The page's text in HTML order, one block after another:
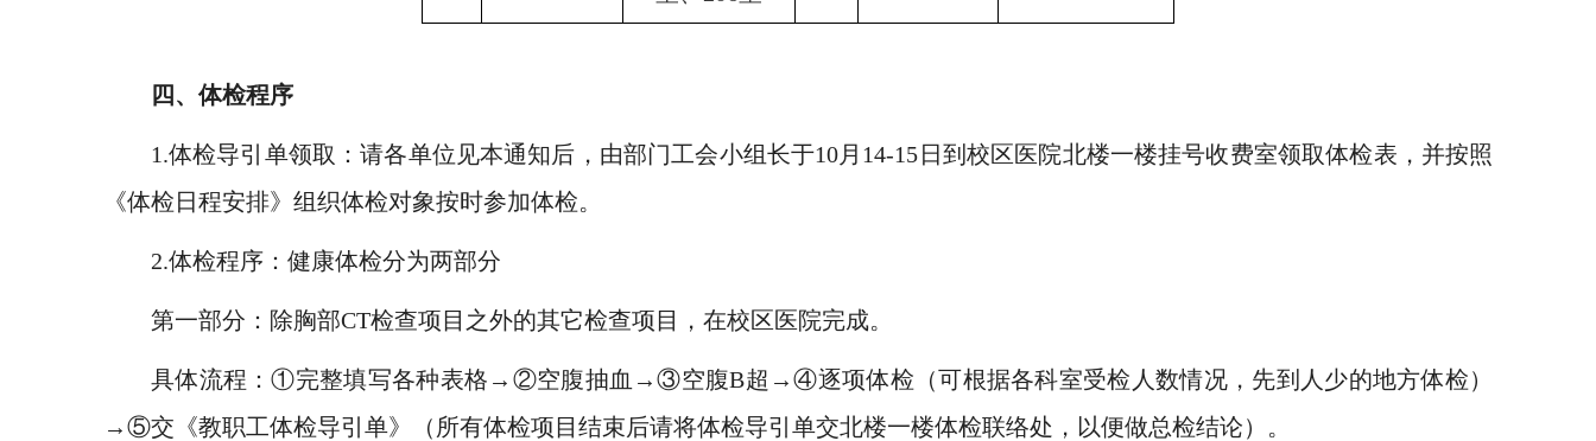
四、体检程序
1.体检导引单领取：请各单位见本通知后，由部门工会小组长于10月 14-15 日到校区医院北楼一楼挂号收费室领取体检表，并按照
《体检日程安排》组织体检对象按时参加体检。
2.体检程序：健康体检分为两部分
第一部分：除胸部CT检查项目之外的其它检查项目，在校区医院完成。
具体流程：①完整填写各种表格→②空腹抽血→③空腹B超→④逐项体检（可根据各科室受检人数情况，先到人少的地方体检）
→⑤交《教职工体检导引单》（所有体检项目结束后请将体检导引单交北楼一楼体检联络处，以便做总检结论）。